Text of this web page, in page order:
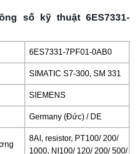
số kỹ thuật 6ES7331-
6ES7331-7PF01-0AB0
SIMATIC S7-300, SM 331
SIEMENS
Germany (Đức) / DE
8AI, resistor, PT100/ 200/
1000, NI100/ 120/ 200/ 500/